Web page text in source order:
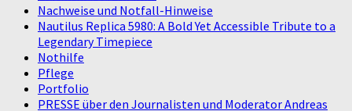
Nachweise und Notfall-Hinweise
Nautilus Replica 5980: A Bold Yet Accessible Tribute to a
Legendary Timepiece
Nothilfe
Pflege
Portfolio
PRESSE über den Journalisten und Moderator Andreas